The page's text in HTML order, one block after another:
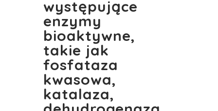
występujące
enzymy
bioaktywne,
takie jak
fosfataza
kwasowa,
katalaza,